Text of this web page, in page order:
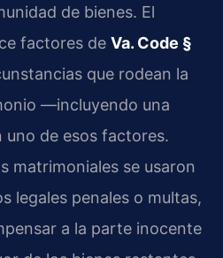
de bienes. El
factores de Va. Code §
que rodean la
—incluyendo una
de esos factores.
matrimoniales se usaron
legales penales o multas,
a la parte inocente